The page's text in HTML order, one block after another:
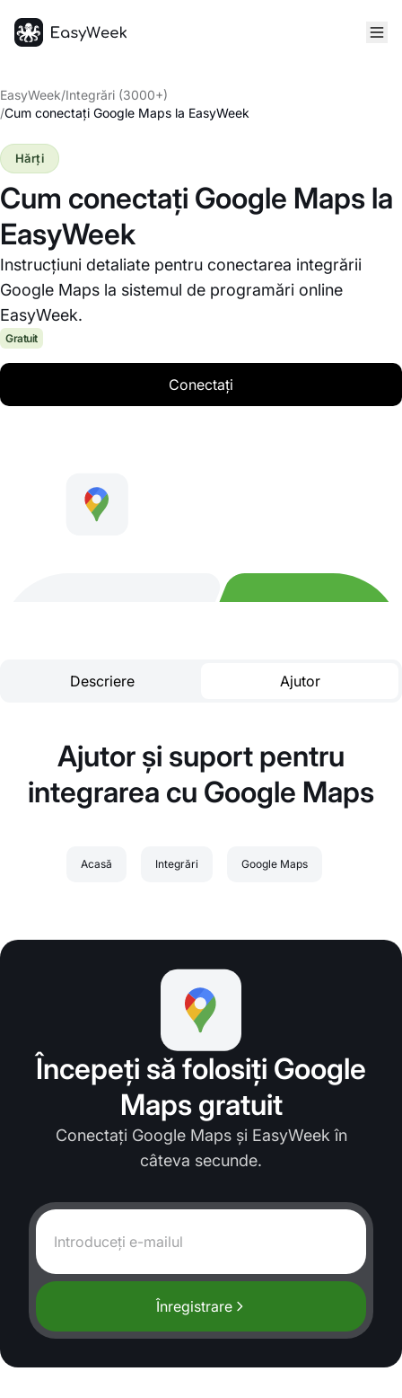
EasyWeek/Integrări (3000+)
/Cum conectați Google Maps la EasyWeek
Cum conectați Google Maps la
EasyWeek
Instrucțiuni detaliate pentru conectarea integrării
Google Maps la sistemul de programări online
EasyWeek.
Hărți
Gratuit
Conectați
Descriere Ajutor
Ajutor și suport pentru
integrarea cu Google Maps
Acasă Integrări Google Maps
Începeți să folosiți Google
Maps gratuit
Conectați Google Maps și EasyWeek în
câteva secunde.
Înregistrare